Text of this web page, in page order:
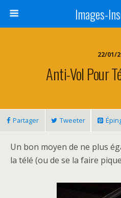
Images-
22/01/
Anti-Vol Pour
Partager Tweeter
Un bon moyen de ne plus
la télé (ou de se la faire